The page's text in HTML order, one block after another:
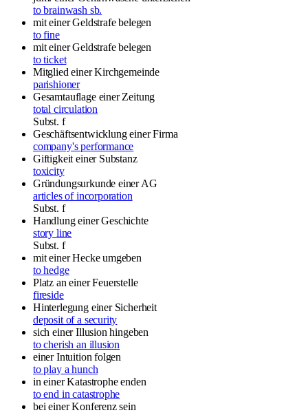
to brainwash sb.
mit einer Geldstrafe belegen
to fine
mit einer Geldstrafe belegen
to ticket
Mitglied einer Kirchgemeinde
parishioner
Gesamtauflage einer Zeitung
total circulation
Subst. f
Geschäftsentwicklung einer Firma
company's performance
Giftigkeit einer Substanz
toxicity
Gründungsurkunde einer AG
articles of incorporation
Subst. f
Handlung einer Geschichte
story line
Subst. f
mit einer Hecke umgeben
to hedge
Platz an einer Feuerstelle
fireside
Hinterlegung einer Sicherheit
deposit of a security
sich einer Illusion hingeben
to cherish an illusion
einer Intuition folgen
to play a hunch
in einer Katastrophe enden
to end in catastrophe
bei einer Konferenz sein